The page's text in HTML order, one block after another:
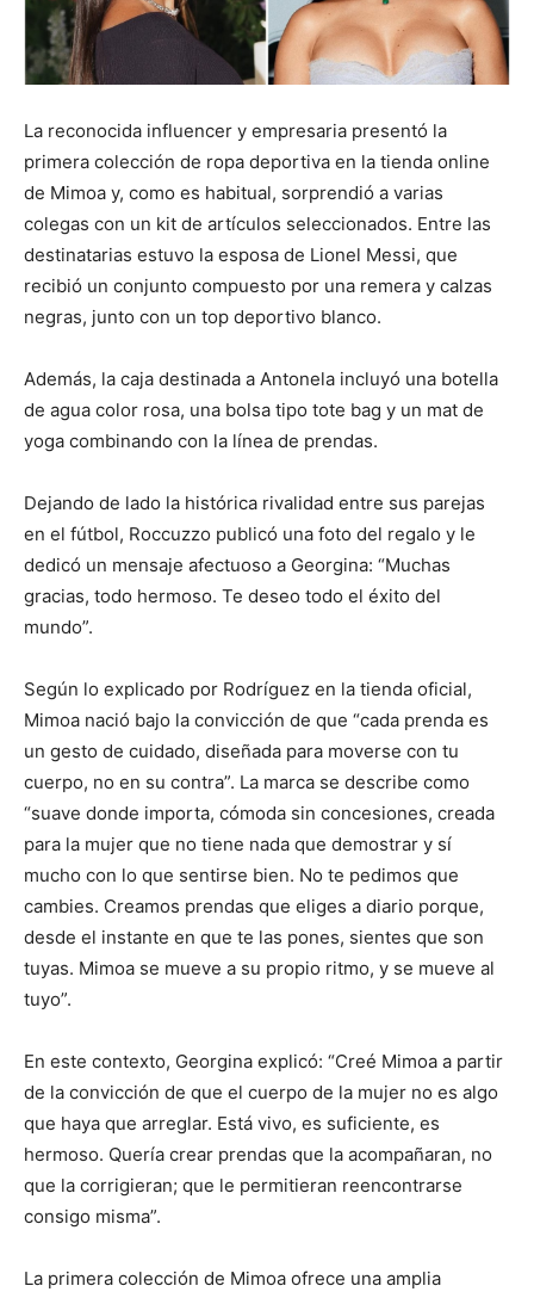
La reconocida influencer y empresaria presentó la
primera colección de ropa deportiva en la tienda online
de Mimoa y, como es habitual, sorprendió a varias
colegas con un kit de artículos seleccionados. Entre las
destinatarias estuvo la esposa de Lionel Messi, que
recibió un conjunto compuesto por una remera y calzas
negras, junto con un top deportivo blanco.
Además, la caja destinada a Antonela incluyó una botella
de agua color rosa, una bolsa tipo tote bag y un mat de
yoga combinando con la línea de prendas.
Dejando de lado la histórica rivalidad entre sus parejas
en el fútbol, Roccuzzo publicó una foto del regalo y le
dedicó un mensaje afectuoso a Georgina: “Muchas
gracias, todo hermoso. Te deseo todo el éxito del
mundo”.
Según lo explicado por Rodríguez en la tienda oficial,
Mimoa nació bajo la convicción de que “cada prenda es
un gesto de cuidado, diseñada para moverse con tu
cuerpo, no en su contra”. La marca se describe como
“suave donde importa, cómoda sin concesiones, creada
para la mujer que no tiene nada que demostrar y sí
mucho con lo que sentirse bien. No te pedimos que
cambies. Creamos prendas que eliges a diario porque,
desde el instante en que te las pones, sientes que son
tuyas. Mimoa se mueve a su propio ritmo, y se mueve al
tuyo”.
En este contexto, Georgina explicó: “Creé Mimoa a partir
de la convicción de que el cuerpo de la mujer no es algo
que haya que arreglar. Está vivo, es suficiente, es
hermoso. Quería crear prendas que la acompañaran, no
que la corrigieran; que le permitieran reencontrarse
consigo misma”.
La primera colección de Mimoa ofrece una amplia